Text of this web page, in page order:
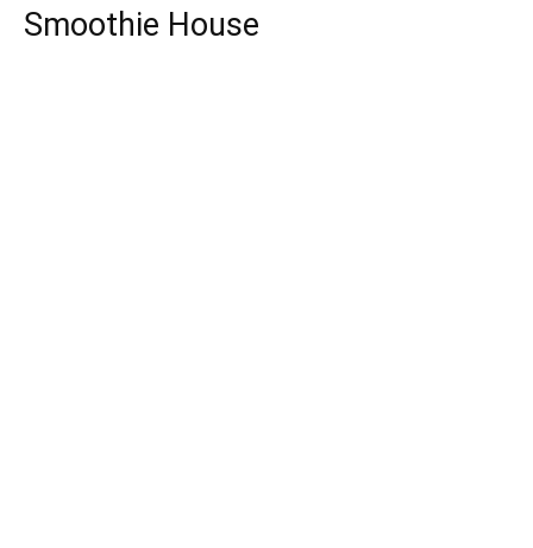
Smoothie House